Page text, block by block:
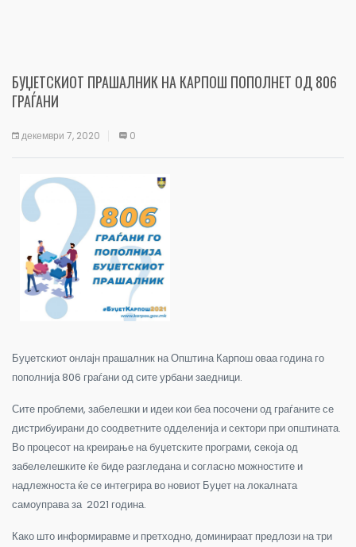
БУЏЕТСКИОТ ПРАШАЛНИК НА КАРПОШ ПОПОЛНЕТ ОД 806
ГРАЃАНИ
декември 7, 2020 0
Буџетскиот онлајн прашалник на Општина Карпош оваа година го
пополнија 806 граѓани од сите урбани заедници.
Сите проблеми, забелешки и идеи кои беа посочени од граѓаните се
дистрибуирани до соодветните одделенија и сектори при општината.
Во процесот на креирање на буџетските програми, секоја од
забелелешките ќе биде разгледана и согласно можностите и
надлежноста ќе се интегрира во новиот Буџет на локалната
самоуправа за 2021 година.
Како што информиравме и претходно, доминираат предлози на три